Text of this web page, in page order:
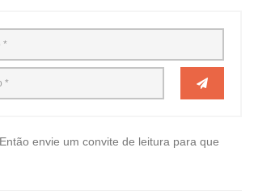
envie um convite de leitura para que